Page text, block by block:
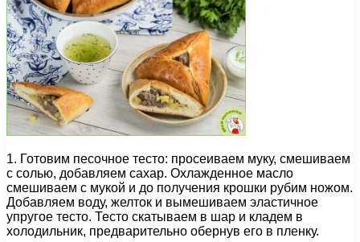
1. Готовим песочное тесто: просеиваем муку, смешиваем
с солью, добавляем сахар. Охлажденное масло
смешиваем с мукой и до получения крошки рубим ножом.
Добавляем воду, желток и вымешиваем эластичное
упругое тесто. Тесто скатываем в шар и кладем в
холодильник, предварительно обернув его в пленку.